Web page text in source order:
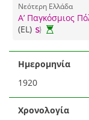
Νεότερη Ελλάδα
Α’ Παγκόσμιος
(EL)
Ημερομηνία
1920
Χρονολογία